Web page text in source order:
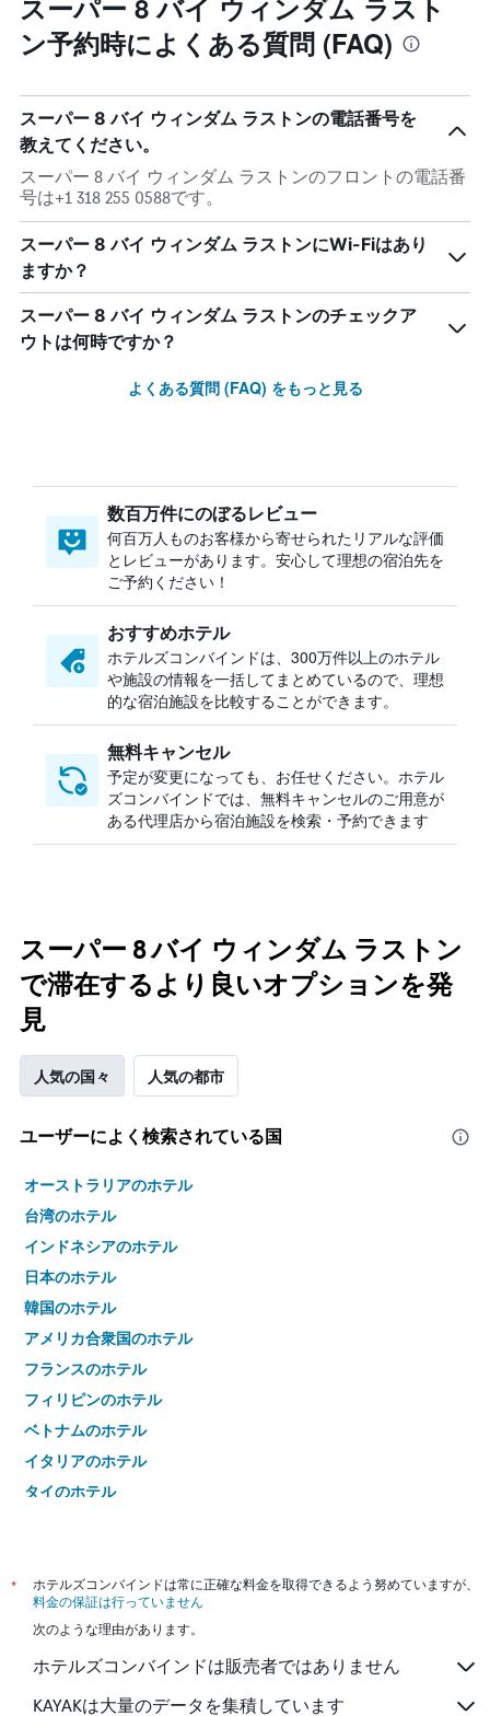
スーパー 8 バイ ウィンダム ラスト
ン予約時によくある質問 (FAQ)
スーパー 8 バイ ウィンダム ラストンの電話番号を
教えてください。
スーパー 8 バイ ウィンダム ラストンのフロントの電話番
号は+1 318 255 0588です。
スーパー 8 バイ ウィンダム ラストンにWi-Fiはあり
ますか？
スーパー 8 バイ ウィンダム ラストンのチェックア
ウトは何時ですか？
よくある質問 (FAQ) をもっと見る
数百万件にのぼるレビュー
何百万人ものお客様から寄せられたリアルな評価
とレビューがあります。安心して理想の宿泊先を
ご予約ください！
おすすめホテル
ホテルズコンバインドは、300万件以上のホテル
や施設の情報を一括してまとめているので、理想
的な宿泊施設を比較することができます。
無料キャンセル
予定が変更になっても、お任せください。ホテル
ズコンバインドでは、無料キャンセルのご用意が
ある代理店から宿泊施設を検索・予約できます
スーパー 8 バイ ウィンダム ラストン
で滞在するより良いオプションを発
見
人気の国々 人気の都市
ユーザーによく検索されている国
オーストラリアのホテル
台湾のホテル
インドネシアのホテル
日本のホテル
韓国のホテル
アメリカ合衆国のホテル
フランスのホテル
フィリピンのホテル
ベトナムのホテル
イタリアのホテル
タイのホテル
*
ホテルズコンバインドは常に正確な料金を取得できるよう努めていますが、
料金の保証は行っていません
次のような理由があります。
ホテルズコンバインドは販売者ではありません
KAYAKは大量のデータを集積しています